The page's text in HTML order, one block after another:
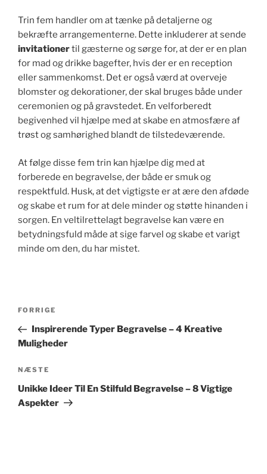
Trin fem handler om at tænke på detaljerne og
bekræfte arrangementerne. Dette inkluderer at sende
invitationertil gæsterne og sørge for, at der er en plan
for mad og drikke bagefter, hvis der er en reception
eller sammenkomst. Det er også værd at overveje
blomster og dekorationer, der skal bruges både under
ceremonien og på gravstedet. En velforberedt
begivenhed vil hjælpe med at skabe en atmosfære af
trøst og samhørighed blandt de tilstedeværende.
At følge disse fem trin kan hjælpe dig med at
forberede en begravelse, der både er smuk og
respektfuld. Husk, at det vigtigste er at ære den afdøde
og skabe et rum for at dele minder og støtte hinanden i
sorgen. En veltilrettelagt begravelse kan være en
betydningsfuld måde at sige farvel og skabe et varigt
minde om den, du har mistet.
Indlægsnavigation
Forrige
indlæg
FORRIGE
Inspirerende Typer Begravelse – 4 Kreative
Muligheder
Næste
indlæg
NÆSTE
Unikke Ideer Til En Stilfuld Begravelse – 8 Vigtige
Aspekter